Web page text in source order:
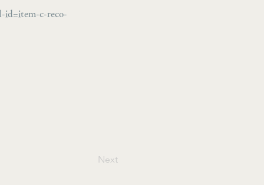
id=item-c-reco-
Next